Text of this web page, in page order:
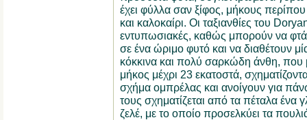
έχει φύλλα σαν ξίφος, μήκους περίπου
και καλοκαίρι. Οι ταξιανθίες του
εντυπωσιακές, καθώς μπορούν να
σε ένα ώριμο φυτό και να διαθέτουν
κόκκινα και πολύ σαρκώδη άνθη, που
μήκος μέχρι 23 εκατοστά,
σχήμα ομπρέλας και ανοίγουν για
τους σχηματίζεται από τα πέταλα
ζελέ, με το οποίο προσελκύει τα